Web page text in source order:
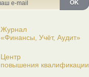
OK
Журнал
«Финансы, Учёт, Аудит»
Центр
повышения квалификации